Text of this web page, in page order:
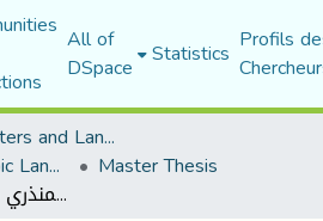
All of
DSpace Statistics Profils
Faculty of Letters and Languages
Department of Arabic Language and Literature Master Thesis
علامات الإعراب الفرعية في مختصر صحيح مسلم للمنذري كتاب الإيمان-أنموذجا-